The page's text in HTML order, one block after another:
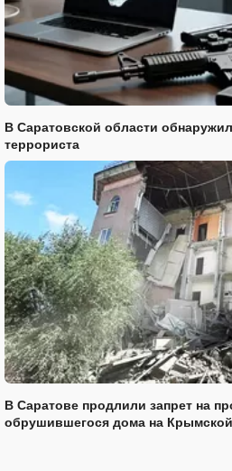
В Саратовской области
террориста
В Саратове продлили запрет на
обрушившегося дома на Крымской